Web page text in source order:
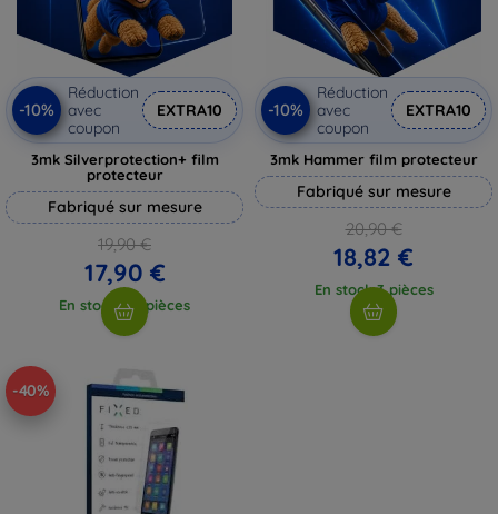
-10%
Réduction
avec
coupon
EXTRA10
3mk Silverprotection+ film
protecteur
Fabriqué sur mesure
19,90 €
17,90 €
En stock > 5 pièces
-10%
Réduction
avec
coupon
EXTRA10
3mk Hammer film protecteur
Fabriqué sur mesure
20,90 €
18,82 €
En stock 3 pièces
-40%